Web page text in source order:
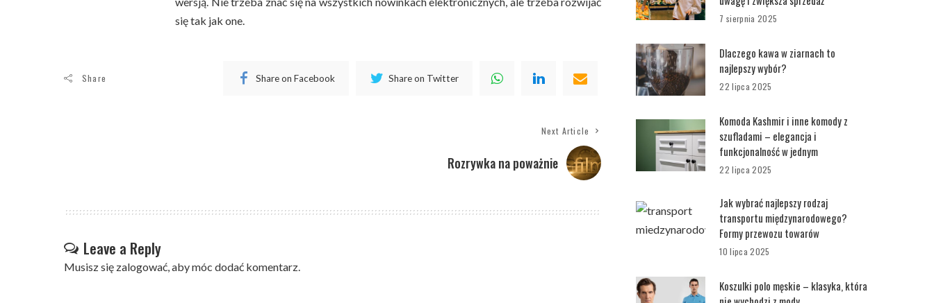
się tak jak one.
Share Share on Facebook Share on Twitter
Next Article
Rozrywka na poważnie
Leave a Reply
Musisz się zalogować, aby móc dodać komentarz.
7 sierpnia 2025
Dlaczego kawa w ziarnach to
najlepszy wybór?
22 lipca 2025
Komoda Kashmir i inne komody z
szufladami – elegancja i
funkcjonalność w jednym
22 lipca 2025
Jak wybrać najlepszy rodzaj
transportu międzynarodowego?
Formy przewozu towarów
10 lipca 2025
Koszulki polo męskie – klasyka, która